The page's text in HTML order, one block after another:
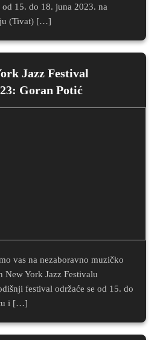
od 15. do 18. juna 2023. na
(Tivat) […]
Jazz Festival
Goran Potić
vas na nezaboravno muzičko
New York Jazz Festivalu
festival održaće se od 15. do
i […]